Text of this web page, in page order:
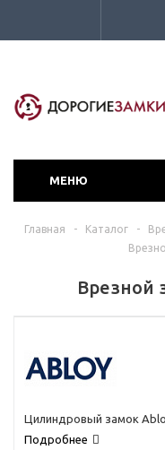
МЕНЮ
Главная - Каталог -
Врезной
Цилиндровый замок
Подробнее